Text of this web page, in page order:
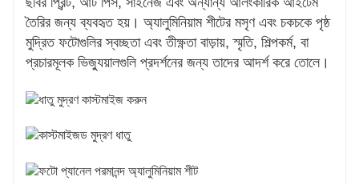
তৈরির জন্য ব্যবহৃত হয়। অ্যালুমিনিয়াম শীটের মসৃণ এবং চকচকে পৃষ্ঠ
মুদ্রিত ফটোগুলির স্বচ্ছতা এবং তীক্ষ্ণতা বাড়ায়, স্মৃতি, শিল্পকর্ম, বা
প্রচারমূলক ভিজ্যুয়ালগুলি প্রদর্শনের জন্য তাদের আদর্শ করে তোলে।